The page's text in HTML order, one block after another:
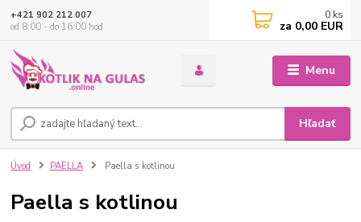
Menu
Hľadať
+421 902 212 007
od 8:00 - do 16:00 hod
0 ks
za 0,00 EUR
Úvod PAELLA Paella s kotlinou
Paella s kotlinou